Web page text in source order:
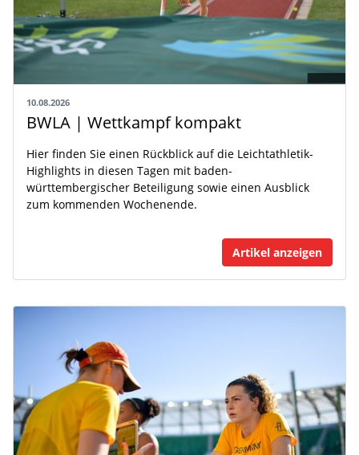
10.08.2026
BWLA | Wettkampf kompakt
Hier finden Sie einen Rückblick auf die Leichtathletik-
Highlights in diesen Tagen mit baden-
württembergischer Beteiligung sowie einen Ausblick
zum kommenden Wochenende.
Artikel anzeigen